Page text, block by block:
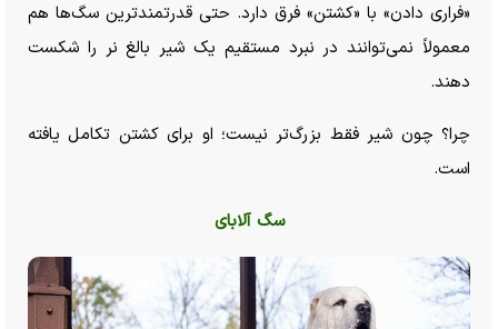
«فراری دادن» با «کشتن» فرق دارد. حتی قدرتمندترین سگ‌ها هم
معمولاً نمی‌توانند در نبرد مستقیم یک شیر بالغ نر را شکست
دهند.
چرا؟ چون شیر فقط بزرگ‌تر نیست؛ او برای کشتن تکامل یافته
است.
سگ آلابای